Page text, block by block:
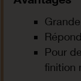
Pour
finition